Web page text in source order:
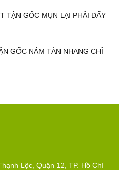
TẬN GỐC MỤN LẠI PHẢI ĐẨY
GỐC NÁM TÀN NHANG CHỈ
Lộc, Quận 12, TP. Hồ Chí